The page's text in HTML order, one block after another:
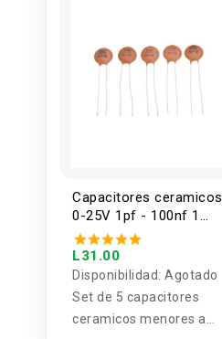
Capacitores ceramicos
0-25V 1pf - 100nf 1
valor (5U)
L31.00
Disponibilidad: Agotado
Set de 5 capacitores
ceramicos menores a